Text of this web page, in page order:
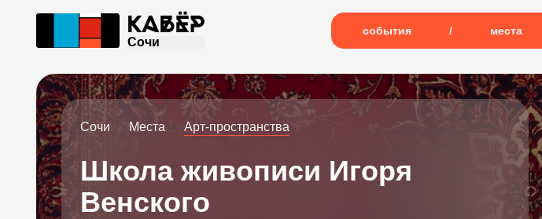
Сочи
события / места
Сочи Места Арт-пространства
Школа живописи Игоря
Венского